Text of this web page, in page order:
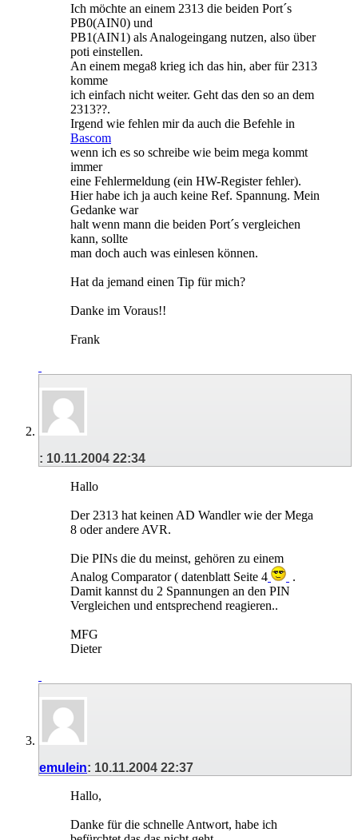
Ich möchte an einem 2313 die beiden Port´s
PB0(AIN0) und
PB1(AIN1) als Analogeingang nutzen, also über
poti einstellen.
An einem mega8 krieg ich das hin, aber für 2313
komme
ich einfach nicht weiter. Geht das den so an dem
2313??.
Irgend wie fehlen mir da auch die Befehle in
Bascom
wenn ich es so schreibe wie beim mega kommt
immer
eine Fehlermeldung (ein HW-Register fehler).
Hier habe ich ja auch keine Ref. Spannung. Mein
Gedanke war
halt wenn mann die beiden Port´s vergleichen
kann, sollte
man doch auch was einlesen können.
Hat da jemand einen Tip für mich?
Danke im Voraus!!
Frank
: 10.11.2004 22:34
Hallo
Der 2313 hat keinen AD Wandler wie der Mega
8 oder andere AVR.
Die PINs die du meinst, gehören zu einem
Analog Comparator ( datenblatt Seite 4
.
Damit kannst du 2 Spannungen an den PIN
Vergleichen und entsprechend reagieren..
MFG
Dieter
emulein: 10.11.2004 22:37
Hallo,
Danke für die schnelle Antwort, habe ich